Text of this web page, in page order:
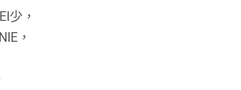
少，
，